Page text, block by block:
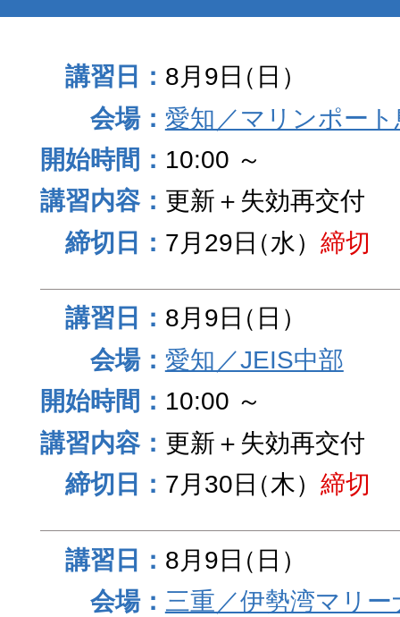
8月9日（日）
愛知／マリンポート
10:00 ～
更新＋失効再交付
7月29日（水） 締切
8月9日（日）
愛知／JEIS中部
10:00 ～
更新＋失効再交付
7月30日（木） 締切
8月9日（日）
三重／伊勢湾マリー